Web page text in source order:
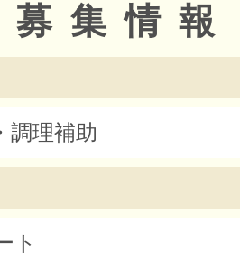
募集情報
調理補助
ト